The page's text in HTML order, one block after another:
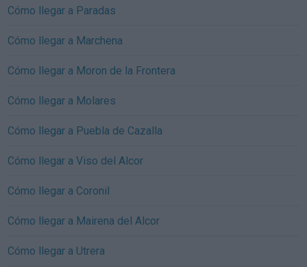
Cómo llegar a Paradas
Cómo llegar a Marchena
Cómo llegar a Moron de la Frontera
Cómo llegar a Molares
Cómo llegar a Puebla de Cazalla
Cómo llegar a Viso del Alcor
Cómo llegar a Coronil
Cómo llegar a Mairena del Alcor
Cómo llegar a Utrera